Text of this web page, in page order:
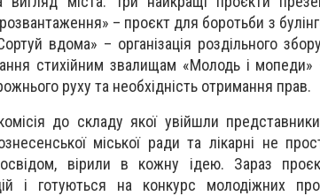
– проєкт для боротьби з
вдома» – організація роздільного
стихійним звалищам «Молодь і
руху та необхідність отримання прав.
до складу якої увійшли
міської ради та лікарні не
вірили в кожну ідею. Зараз
і готуються на конкурс молодіжних